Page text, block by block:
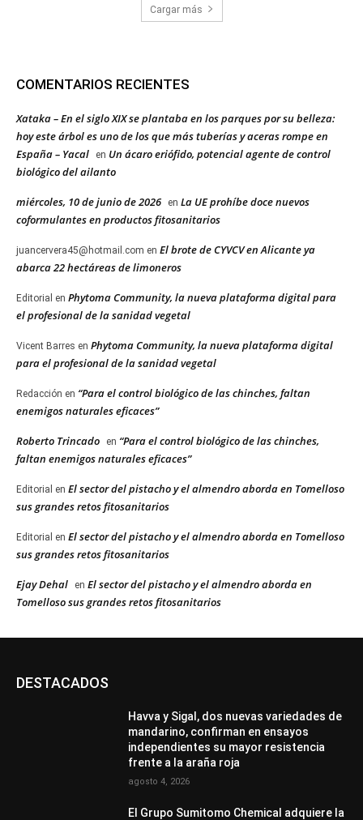
Cargar más
COMENTARIOS RECIENTES
Xataka – En el siglo XIX se plantaba en los parques por su belleza:
hoy este árbol es uno de los que más tuberías y aceras rompe en
España – Yacal
en Un ácaro eriófido, potencial agente de control
biológico del ailanto
miércoles, 10 de junio de 2026 en La UE prohíbe doce nuevos
coformulantes en productos fitosanitarios
juancervera45@hotmail.com en El brote de CYVCV en Alicante ya
abarca 22 hectáreas de limoneros
Editorial en Phytoma Community, la nueva plataforma digital para
el profesional de la sanidad vegetal
Vicent Barres en Phytoma Community, la nueva plataforma digital
para el profesional de la sanidad vegetal
Redacción en “Para el control biológico de las chinches, faltan
enemigos naturales eficaces”
Roberto Trincado en “Para el control biológico de las chinches,
faltan enemigos naturales eficaces”
Editorial en El sector del pistacho y el almendro aborda en Tomelloso
sus grandes retos fitosanitarios
Editorial en El sector del pistacho y el almendro aborda en Tomelloso
sus grandes retos fitosanitarios
Ejay Dehal en El sector del pistacho y el almendro aborda en
Tomelloso sus grandes retos fitosanitarios
DESTACADOS
Havva y Sigal, dos nuevas variedades de
mandarino, confirman en ensayos
independientes su mayor resistencia
frente a la araña roja
agosto 4, 2026
El Grupo Sumitomo Chemical adquiere la